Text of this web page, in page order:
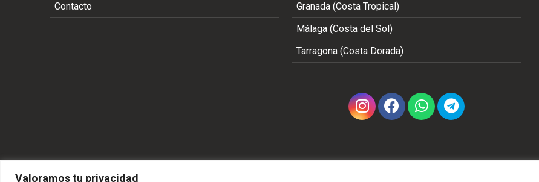
Valoramos tu privacidad
Contacto
Granada (Costa Tropical)
Málaga (Costa del Sol)
Tarragona (Costa Dorada)